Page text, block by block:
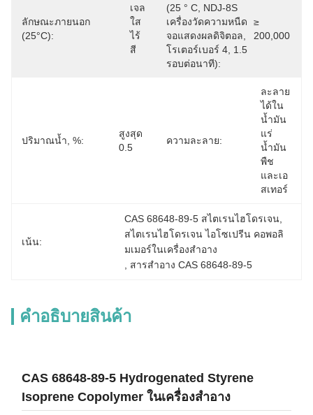
ลักษณะภายนอก
(25°C):
เจล
ใส
ไร้
สี
(25 ° C, NDJ-8S
เครื่องวัดความหนืด
จอแสดงผลดิจิตอล,
โรเตอร์เบอร์ 4, 1.5
รอบต่อนาที):
≥
200,000
ปริมาณน้ำ, %:
สูงสุด
0.5
ความละลาย:
ละลาย
ได้ใน
น้ำมัน
แร่
น้ำมัน
พืช
และเอ
สเทอร์
เน้น:
CAS 68648-89-5 สไตเรนไฮโดรเจน
สไตเรนไฮโดรเจน ไอโซเปรีน คอพอลิ
มเมอร์ในเครื่องสําอาง
สารสําอาง CAS 68648-89-5
คําอธิบายสินค้า
CAS 68648-89-5 Hydrogenated Styrene
Isoprene Copolymer ในเครื่องสำอาง